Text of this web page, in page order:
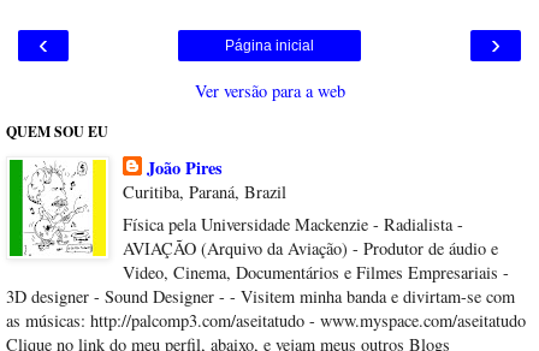
‹ ›
Página inicial
Ver versão para a web
QUEM SOU EU
João Pires
Curitiba, Paraná, Brazil
Física pela Universidade Mackenzie - Radialista -
AVIAÇÃO (Arquivo da Aviação) - Produtor de áudio e
Video, Cinema, Documentários e Filmes Empresariais -
3D designer - Sound Designer - - Visitem minha banda e divirtam-se com
as músicas: http://palcomp3.com/aseitatudo - www.myspace.com/aseitatudo
Clique no link do meu perfil, abaixo, e vejam meus outros Blogs